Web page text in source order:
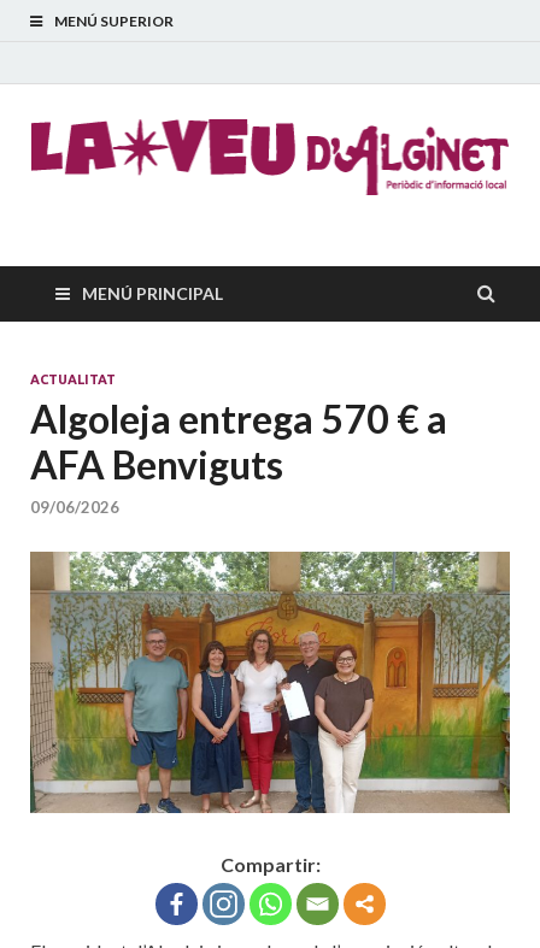
MENÚ SUPERIOR
La Veu d'Alginet
MENÚ PRINCIPAL
ACTUALITAT
Algoleja entrega 570 € a
AFA Benviguts
09/06/2026
Compartir: